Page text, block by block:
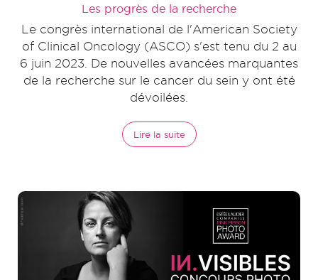
Les progrès de la recherche
Le congrès international de l'American Society
of Clinical Oncology (ASCO) s'est tenu du 2 au
6 juin 2023. De nouvelles avancées marquantes
de la recherche sur le cancer du sein y ont été
dévoilées.
Lire la suite